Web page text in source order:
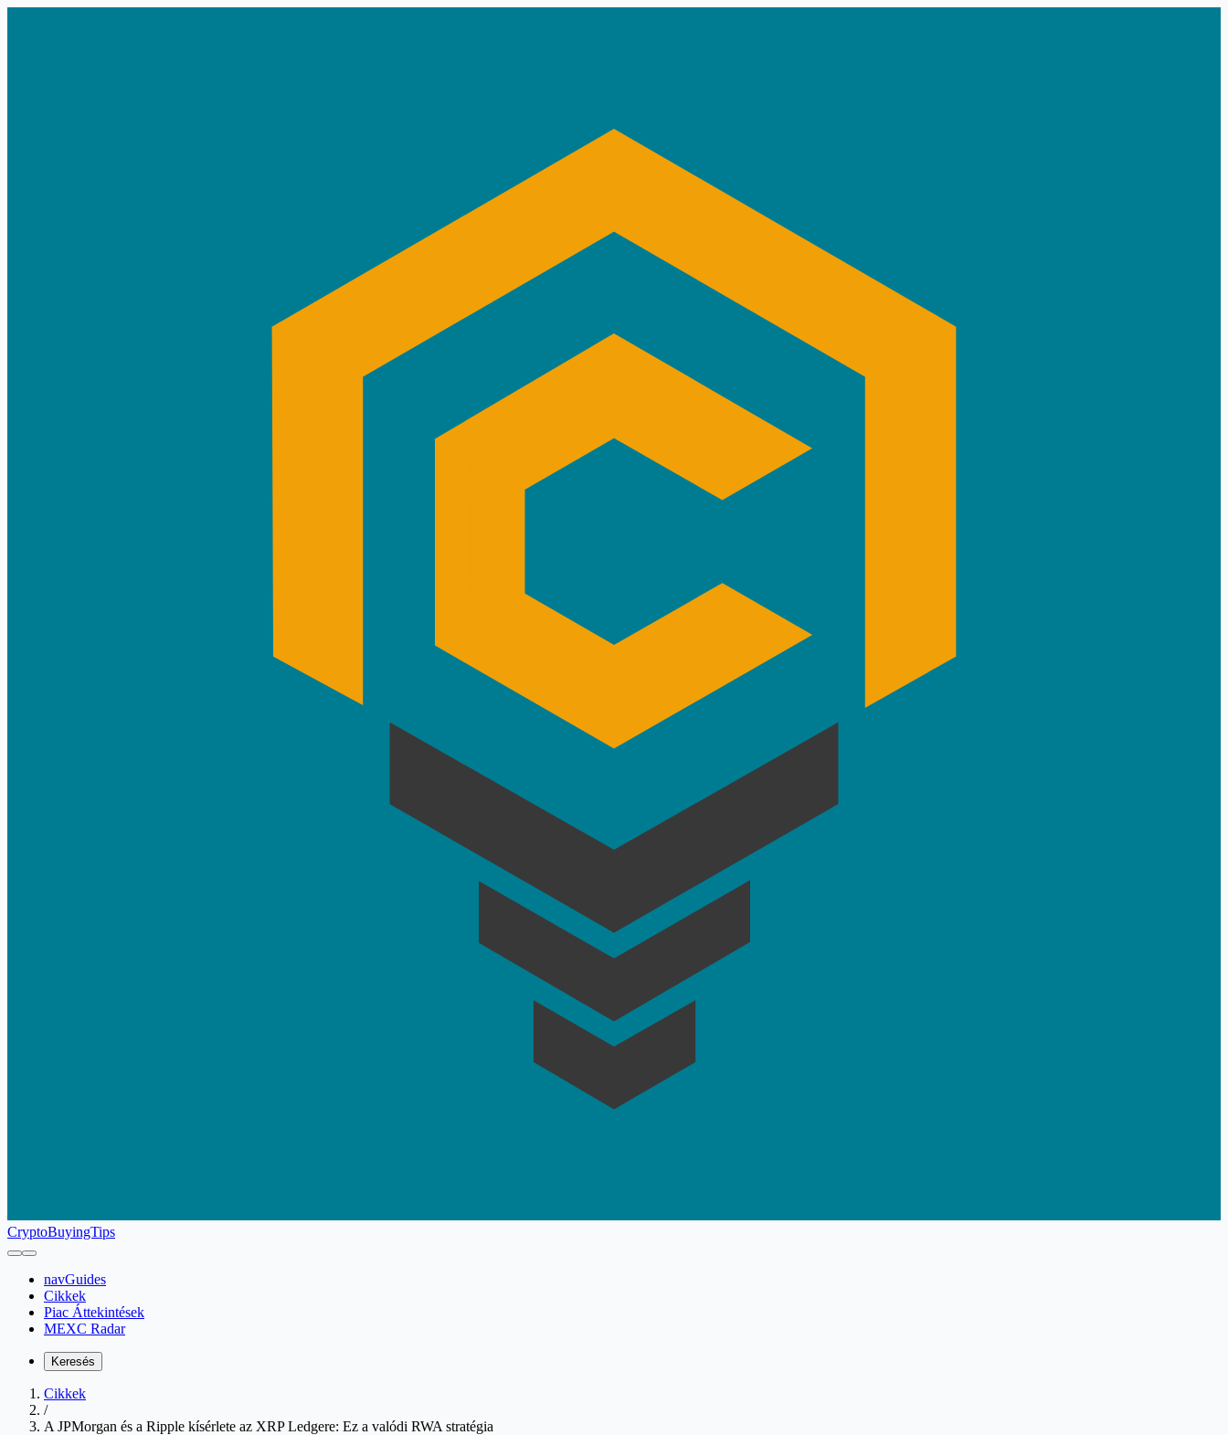
CryptoBuyingTips
navGuides
Cikkek
Piac Áttekintések
MEXC Radar
Keresés
Cikkek
/
A JPMorgan és a Ripple kísérlete az XRP Ledgere: Ez a valódi RWA stratégia